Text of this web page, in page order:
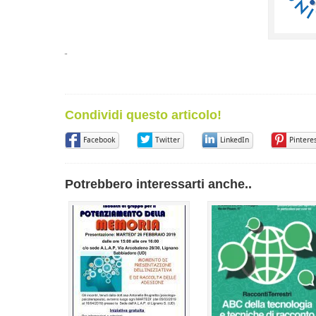
Condividi questo articolo!
Facebook Twitter LinkedIn
Potrebbero interessarti anche..